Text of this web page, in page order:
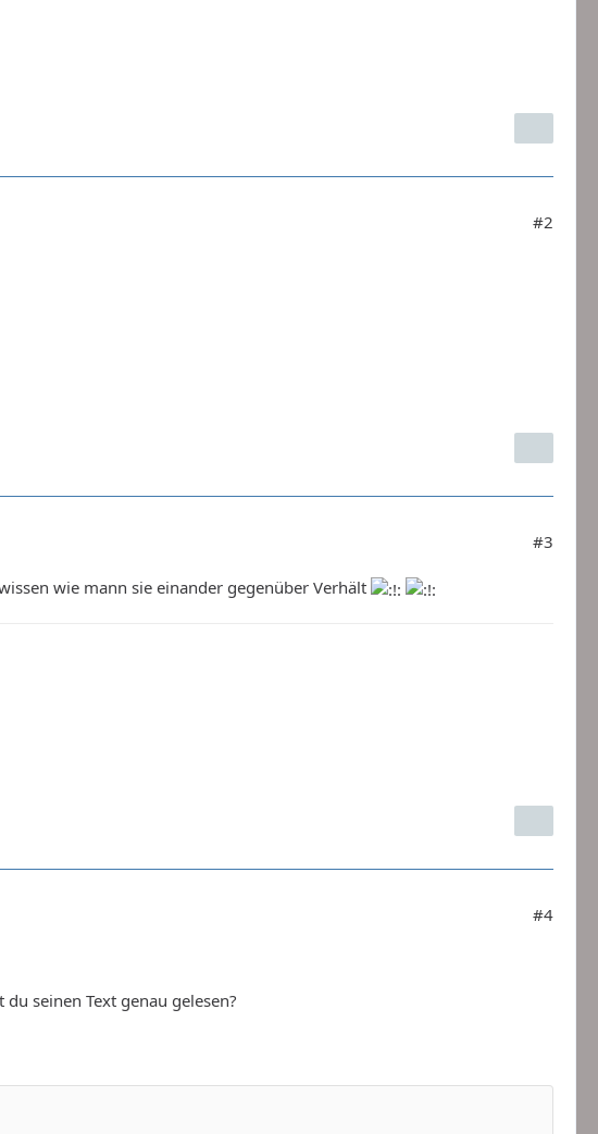
#2
#3
wie mann sie einander gegenüber Verhält
#4
seinen Text genau gelesen?